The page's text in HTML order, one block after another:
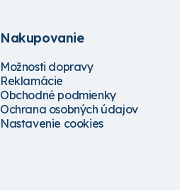
Nakupovanie
Možnosti dopravy
Reklamácie
Obchodné podmienky
Ochrana osobných údajov
Nastavenie cookies